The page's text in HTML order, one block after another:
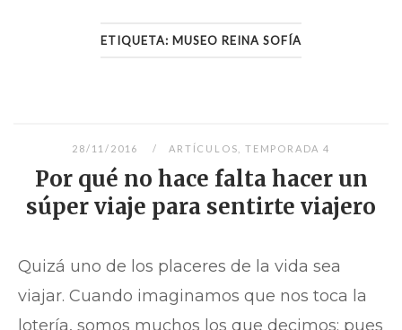
ETIQUETA: MUSEO REINA SOFÍA
28/11/2016 ARTÍCULOS TEMPORADA 4
Por qué no hace falta hacer un
súper viaje para sentirte viajero
Quizá uno de los placeres de la vida sea
viajar. Cuando imaginamos que nos toca la
lotería, somos muchos los que decimos: pues